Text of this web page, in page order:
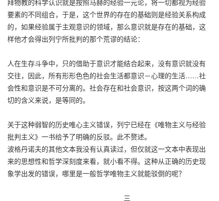
要素的不同组合，于是，这个世界的存在的基础则是经验关系构成
的，如果经验属于主观意识的领域，那么意识就是存在的基础，这
样他才会得出列宁所批判的那个荒谬的结论：
人在生存斗争中，只的借助于意识才能结合起来，没有意识就没有
交往，因此，所有形形色色的社会生活都意识－心理的生活……社
会性和意识是不可分离的。社会存在和社会意识，按这两个词的确
切的含义来说，是等同的。
关于这种弱智的历史唯心主义错误，列宁已经在《唯物主义与经验
批判主义》一书给予了明确的反驳。此不赘述。
波格丹诺夫的其他文本我没有认真读过，但仅就这一文本中表现出
来的思想性和哲学深刻度来看，就小看不得。这种从正确的历史现
象学出发的错误，哪里是一般哲学唯物主义就能驳倒的呢？
三